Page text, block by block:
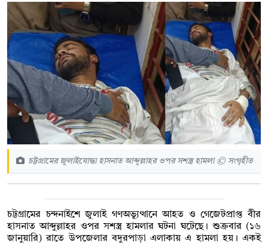
চট্টগ্রামের জুলাইযোদ্ধা হাসনাত আব্দুল্লাহর ওপর সশস্ত্র হামলা © সংগৃহীত
চট্টগ্রামের চন্দনাইশে জুলাই গণঅভ্যুত্থানে আহত ও গেজেটপ্রাপ্ত বীর
হাসনাত আব্দুল্লাহর ওপর সশস্ত্র হামলার ঘটনা ঘটেছে। শুক্রবার (১৬
জানুয়ারি) রাতে উপজেলার বদুরপাড়া এলাকায় এ হামলা হয়। একই